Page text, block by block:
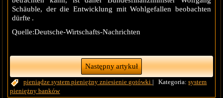
Schäuble, der die Entwicklung mit Wohlgefallen beobachten
dürfte .
Quelle:Deutsche-Wirtschafts-Nachrichten
Następny artykuł
pieniądzesystem pieniężnyzniesienie gotówki | Kategoria:system
pieniężny banków